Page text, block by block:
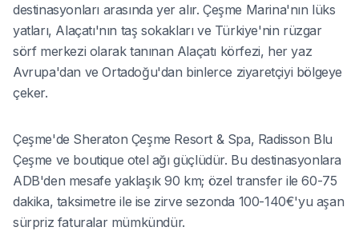
destinasyonları arasında yer alır. Çeşme Marina'nın lüks
yatları, Alaçatı'nın taş sokakları ve Türkiye'nin rüzgar
sörf merkezi olarak tanınan Alaçatı körfezi, her yaz
Avrupa'dan ve Ortadoğu'dan binlerce ziyaretçiyi bölgeye
çeker.
Çeşme'de Sheraton Çeşme Resort & Spa, Radisson Blu
Çeşme ve boutique otel ağı güçlüdür. Bu destinasyonlara
ADB'den mesafe yaklaşık 90 km; özel transfer ile 60-75
dakika, taksimetre ile ise zirve sezonda 100-140€'yu aşan
sürpriz faturalar mümkündür.